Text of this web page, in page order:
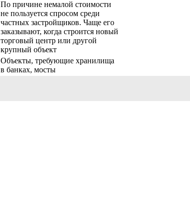
По причине немалой стоимости
не пользуется спросом среди
частных застройщиков. Чаще его
заказывают, когда строится новый
торговый центр или другой
крупный объект
Объекты, требующие хранилища
в банках, мосты